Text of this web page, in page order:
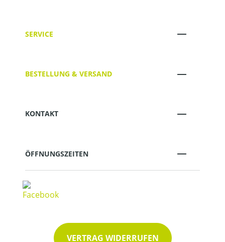
SERVICE
BESTELLUNG & VERSAND
KONTAKT
ÖFFNUNGSZEITEN
VERTRAG WIDERRUFEN